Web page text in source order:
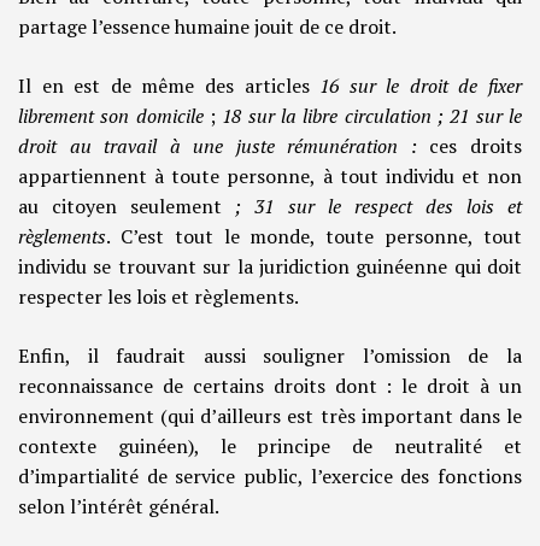
partage l’essence humaine jouit de ce droit.
Il en est de même des articles 16 sur le droit de fixer
librement son domicile; 18 sur la libre circulation ; 21 sur le
droit au travail à une juste rémunération : ces droits
appartiennent à toute personne, à tout individu et non
au citoyen seulement ; 31 sur le respect des lois et
règlements. C’est tout le monde, toute personne, tout
individu se trouvant sur la juridiction guinéenne qui doit
respecter les lois et règlements.
Enfin, il faudrait aussi souligner l’omission de la
reconnaissance de certains droits dont : le droit à un
environnement (qui d’ailleurs est très important dans le
contexte guinéen), le principe de neutralité et
d’impartialité de service public, l’exercice des fonctions
selon l’intérêt général.